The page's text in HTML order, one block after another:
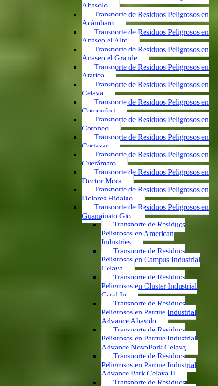
Abasolo
Transporte de Residuos Peligrosos en
Acámbaro
Transporte de Residuos Peligrosos en
Apaseo el Alto
Transporte de Residuos Peligrosos en
Apaseo el Grande
Transporte de Residuos Peligrosos en
Atarjea
Transporte de Residuos Peligrosos en
Celaya
Transporte de Residuos Peligrosos en
Comonfort
Transporte de Residuos Peligrosos en
Coroneo
Transporte de Residuos Peligrosos en
Cortazar
Transporte de Residuos Peligrosos en
Cuerámaro
Transporte de Residuos Peligrosos en
Doctor Mora
Transporte de Residuos Peligrosos en
Dolores Hidalgo
Transporte de Residuos Peligrosos en
Guanajuato Gto.
Transporte de Residuos
Peligrosos en American
Industries
Transporte de Residuos
Peligrosos en Campus Industrial
Celaya
Transporte de Residuos
Peligrosos en Cluster Industrial
Caral In
Transporte de Residuos
Peligrosos en Parque Industrial
Advance Abasolo
Transporte de Residuos
Peligrosos en Parque Industrial
Advance NovoPark Celaya
Transporte de Residuos
Peligrosos en Parque Industrial
Advance Park Celaya II
Transporte de Residuos